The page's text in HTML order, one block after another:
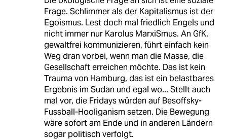
Frage. Schlimmer als der Kapitalismus ist der
Egoismus. Lest doch mal friedlich Engels und
nicht immer nur Karolus MarxiSmus. An GfK,
gewaltfrei kommunizieren, führt einfach kein
Weg dran vorbei, wenn man die Masse, die
Gesellschaft erreichen möchte. Das ist kein
Trauma von Hamburg, das ist ein belastbares
Ergebnis im Sudan und egal wo... Stellt auch
mal vor, die Fridays würden auf Besoffsky-
Fussball-Hooliganism setzen. Die Bewegung
wäre sofort am Ende und in anderen Ländern
sogar politisch verfolgt.